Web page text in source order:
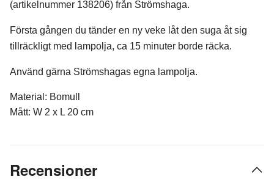
(artikelnummer 138206) från Strömshaga.
Första gången du tänder en ny veke låt den suga åt sig
tillräckligt med lampolja, ca 15 minuter borde räcka.
Använd gärna Strömshagas egna lampolja.
Material: Bomull
Mått: W 2 x L 20 cm
Recensioner